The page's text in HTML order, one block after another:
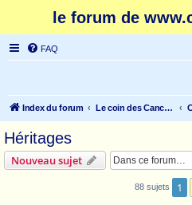
le forum de
FAQ
Index du forum Le coin des Cancoillonautes
Héritages
Nouveau sujet
88 sujets 1